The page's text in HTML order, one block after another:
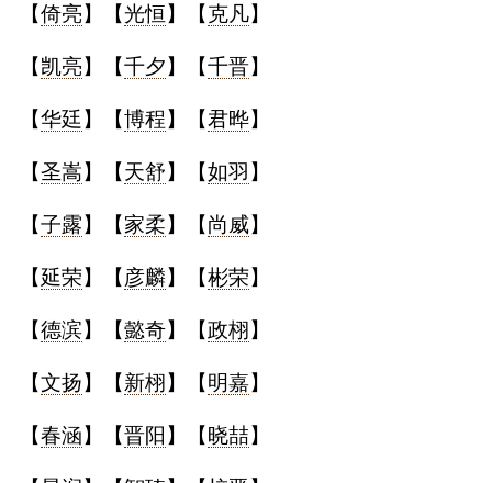
【倚亮】【光恒】【克凡】
【凯亮】【千夕】【千晋】
【华廷 】【博程】【君晔】
【圣嵩】【天舒】【如羽 】
【子露】【家柔】【尚威】
【延荣】【 彦麟】【彬荣】
【德滨】【懿奇】【政栩 】
【文扬】【新栩 】【明嘉】
【春涵】【晋阳 】【 晓喆】